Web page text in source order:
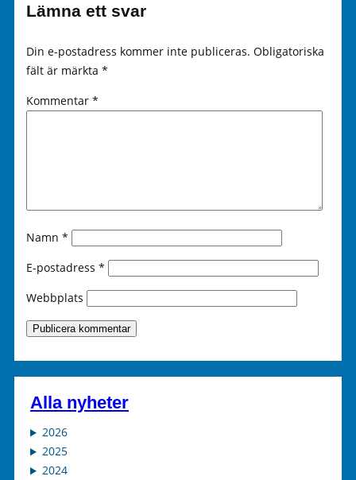
Lämna ett svar
Din e-postadress kommer inte publiceras. Obligatoriska
fält är märkta *
Kommentar *
Namn *
E-postadress *
Webbplats
Alla nyheter
2026
2025
2024